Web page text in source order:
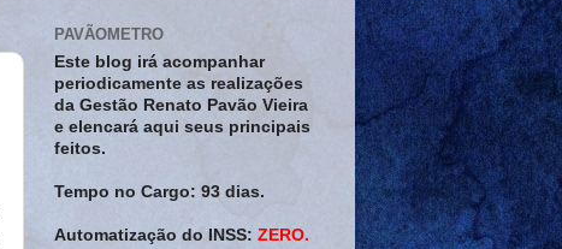
PAVÃOMETRO
Este blog irá acompanhar
periodicamente as realizações
da Gestão Renato Pavão Vieira
e elencará aqui seus principais
feitos.
Tempo no Cargo: 93 dias.
Automatização do INSS: ZERO.